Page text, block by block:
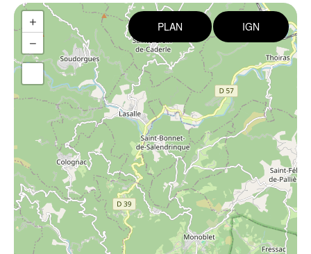
+
−
PLAN IGN